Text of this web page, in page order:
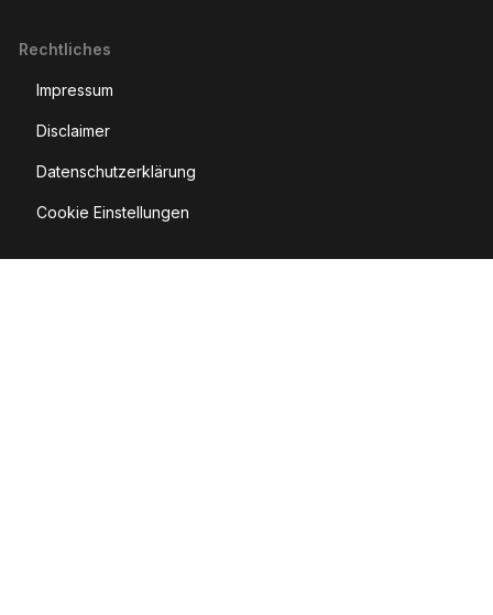
Rechtliches
Impressum
Disclaimer
Datenschutzerklärung
Cookie Einstellungen